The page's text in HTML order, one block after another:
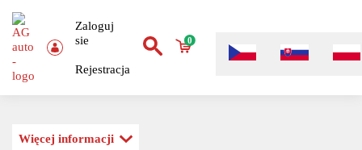
Zaloguj
sie
Rejestracja
0
Więcej informacji